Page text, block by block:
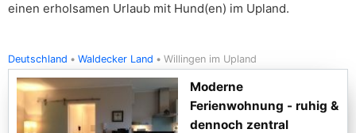
einen erholsamen Urlaub mit Hund(en) im Upland.
Deutschland Waldecker Land Willingen im Upland
Moderne
Ferienwohnung - ruhig &
dennoch zentral